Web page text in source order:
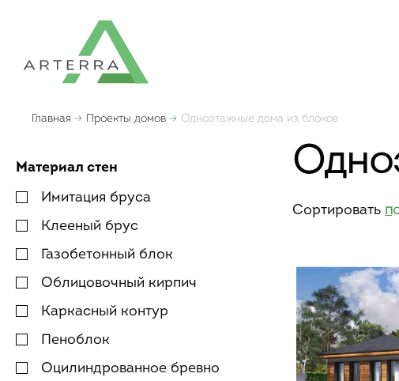
Главная Проекты домов Одноэтажные дома из блоков
Материал стен
Имитация бруса
Клееный брус
Газобетонный блок
Облицовочный кирпич
Каркасный контур
Пеноблок
Оцилиндрованное бревно
Сортировать